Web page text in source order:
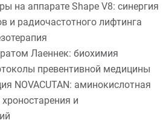
на аппарате Shape V8: синергия
и радиочастотного лифтинга
Лаеннек: биохимия
превентивной медицины
NOVACUTAN: аминокислотная
и